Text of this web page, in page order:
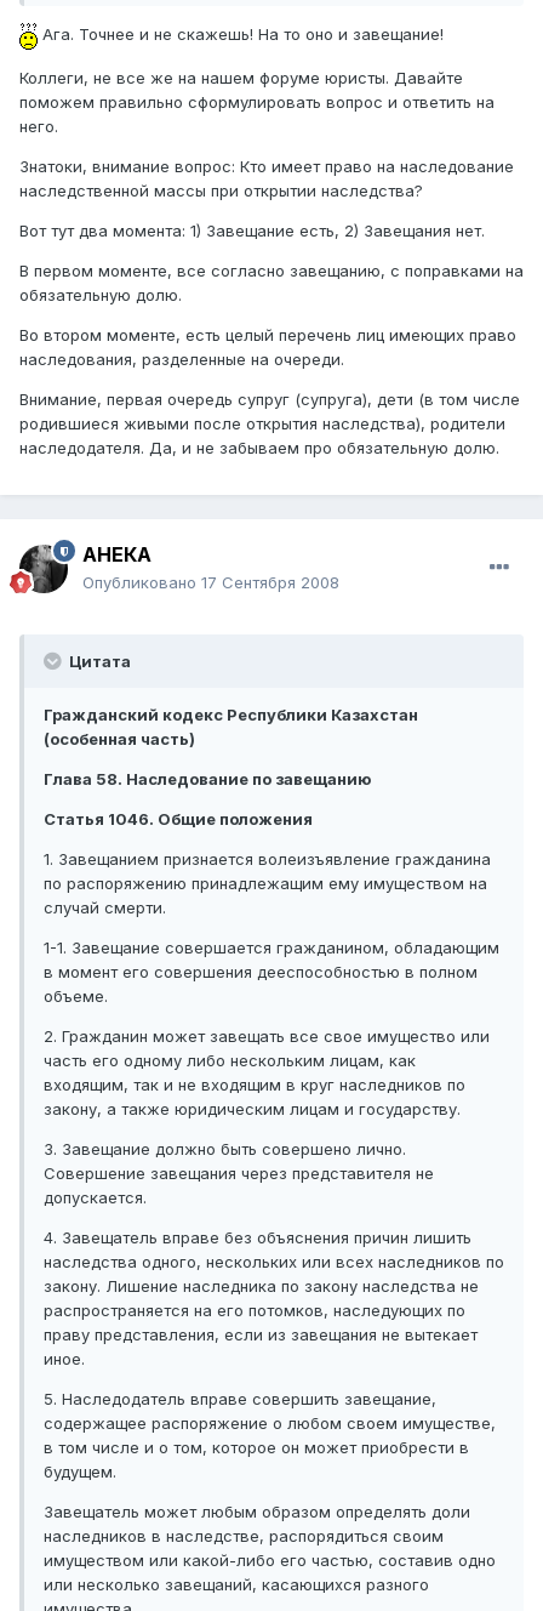
Ага. Точнее и не скажешь! На то оно и завещание!
Коллеги, не все же на нашем форуме юристы. Давайте
поможем правильно сформулировать вопрос и ответить на
него.
Знатоки, внимание вопрос: Кто имеет право на наследование
наследственной массы при открытии наследства?
Вот тут два момента: 1) Завещание есть, 2) Завещания нет.
В первом моменте, все согласно завещанию, с поправками на
обязательную долю.
Во втором моменте, есть целый перечень лиц имеющих право
наследования, разделенные на очереди.
Внимание, первая очередь супруг (супруга), дети (в том числе
родившиеся живыми после открытия наследства), родители
наследодателя. Да, и не забываем про обязательную долю.
АНЕКА
Опубликовано 17 Сентября 2008
Цитата
Гражданский кодекс Республики Казахстан
(особенная часть)
Глава 58. Наследование по завещанию
Статья 1046. Общие положения
1. Завещанием признается волеизъявление гражданина
по распоряжению принадлежащим ему имуществом на
случай смерти.
1-1. Завещание совершается гражданином, обладающим
в момент его совершения дееспособностью в полном
объеме.
2. Гражданин может завещать все свое имущество или
часть его одному либо нескольким лицам, как
входящим, так и не входящим в круг наследников по
закону, а также юридическим лицам и государству.
3. Завещание должно быть совершено лично.
Совершение завещания через представителя не
допускается.
4. Завещатель вправе без объяснения причин лишить
наследства одного, нескольких или всех наследников по
закону. Лишение наследника по закону наследства не
распространяется на его потомков, наследующих по
праву представления, если из завещания не вытекает
иное.
5. Наследодатель вправе совершить завещание,
содержащее распоряжение о любом своем имуществе,
в том числе и о том, которое он может приобрести в
будущем.
Завещатель может любым образом определять доли
наследников в наследстве, распорядиться своим
имуществом или какой-либо его частью, составив одно
или несколько завещаний, касающихся разного